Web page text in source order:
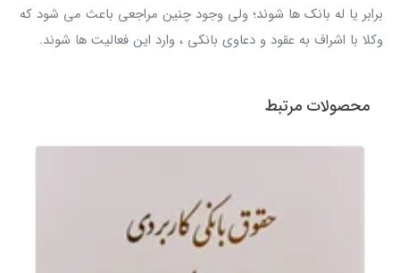
برابر یا له بانک ها شوند؛ ولی وجود چنین مراجعی باعث می شود که
وکلا با اشراف به عقود و دعاوی بانکی ، وارد این فعالیت ها شوند.
محصولات مرتبط